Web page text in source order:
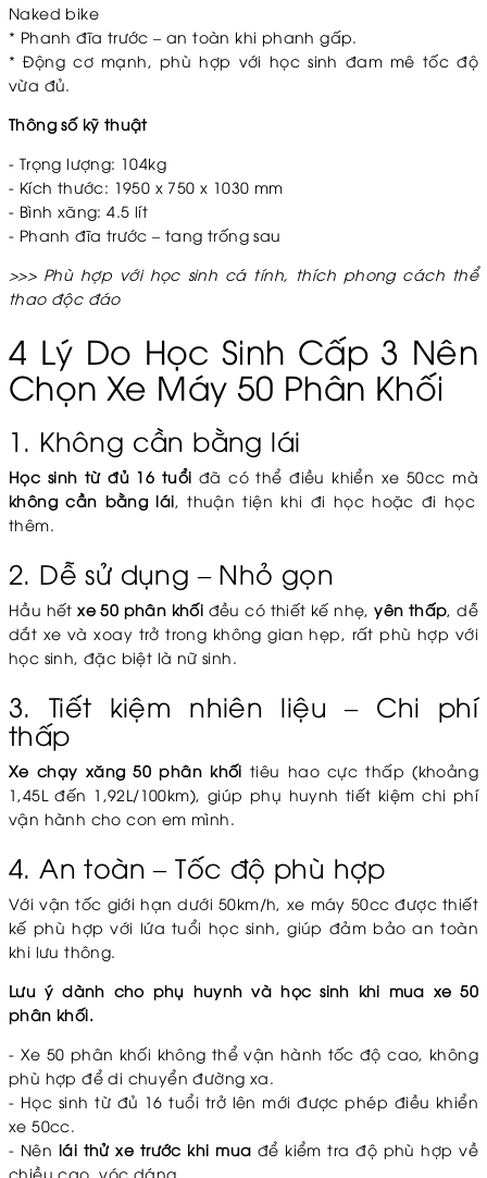
Naked bike
* Phanh đĩa trước – an toàn khi phanh gấp.
*Động cơ mạnh, phù hợp với học sinh đam mê tốc độ
vừa đủ.
Thông số kỹ thuật
- Trọng lượng: 104kg
- Kích thước: 1950 x 750 x 1030 mm
- Bình xăng: 4.5 lít
- Phanh đĩa trước – tang trống sau
>>> Phù hợp với học sinh cá tính, thích phong cách thể
thao độc đáo
4 Lý Do Học Sinh Cấp 3 Nên
Chọn Xe Máy 50 Phân Khối
1. Không cần bằng lái
Học sinh từ đủ 16 tuổi đã có thể điều khiển xe 50cc mà
không cần bằng lái , thuận tiện khi đi học hoặc đi học
thêm.
2. Dễ sử dụng – Nhỏ gọn
Hầu hếtxe 50 phân khối đều có thiết kế nhẹ,yên thấp , dễ
dắt xe và xoay trở trong không gian hẹp, rất phù hợp với
học sinh, đặc biệt là nữ sinh.
3. Tiết kiệm nhiên liệu – Chi phí
thấp
Xe chạy xăng 50 phân khối tiêu hao cực thấp (khoảng
1,45L đến 1,92L/100km), giúp phụ huynh tiết kiệm chi phí
vận hành cho con em mình.
4. An toàn – Tốc độ phù hợp
Với vận tốc giới hạn dưới 50km/h, xe máy 50cc được thiết
kế phù hợp với lứa tuổi học sinh, giúp đảm bảo an toàn
khi lưu thông.
Lưu ý dành cho phụ huynh và học sinh khi mua xe 50
phân khối.
- Xe 50 phân khối không thể vận hành tốc độ cao, không
phù hợp để di chuyển đường xa.
- Học sinh từ đủ 16 tuổi trở lên mới được phép điều khiển
xe 50cc.
- Nên lái thử xe trước khi mua để kiểm tra độ phù hợp về
chiều cao, vóc dáng.